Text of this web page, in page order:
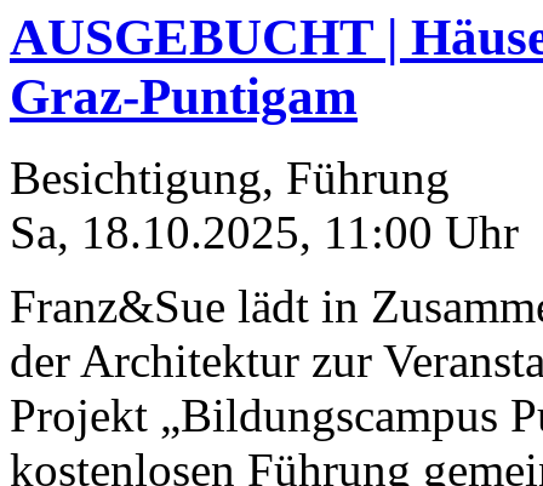
AUSGEBUCHT |
Graz-Puntigam
Besichtigung, Führung
Sa, 18.10.2025, 11:00 Uhr
Franz&Sue lädt in
der Architektur zur
Projekt „Bildungscampus
kostenlosen Führung